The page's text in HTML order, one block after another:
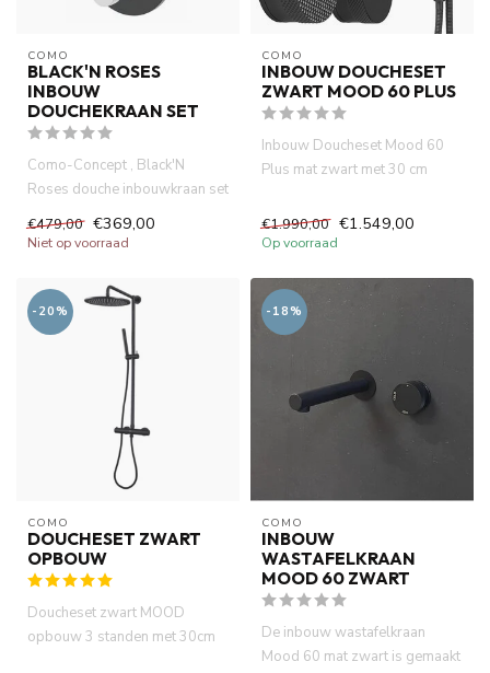
COMO
BLACK'N ROSES
INBOUW
DOUCHEKRAAN SET
Como-Concept , Black'N
Roses douche inbouwkraan set
€479,00 €369,00
Niet op voorraad
COMO
INBOUW DOUCHESET
ZWART MOOD 60 PLUS
Inbouw Doucheset Mood 60
Plus mat zwart met 30 cm
ingebouwd...
€1.990,00 €1.549,00
Op voorraad
-20%
COMO
DOUCHESET ZWART
OPBOUW
Doucheset zwart MOOD
opbouw 3 standen met 30cm
-18%
COMO
INBOUW
WASTAFELKRAAN
MOOD 60 ZWART
De inbouw wastafelkraan
Mood 60 mat zwart is gemaakt